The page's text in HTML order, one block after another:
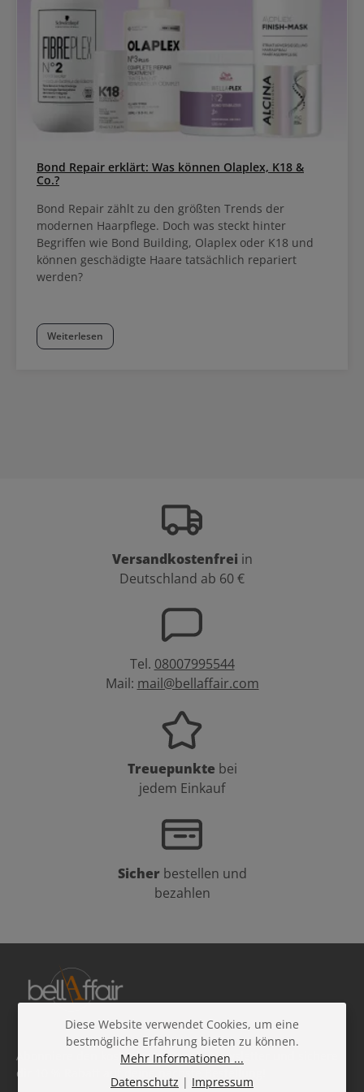
anwenden Wella Koleston Perfect Me+ Highlights auf einen Blick
Verlässliches und schonendes Farbergebnis Langanhaltende Farbe
Weniger Haarschäden Natürliches Farbergebnis Hohe Deckkraft
(bis 100%) Reduziertes Allergierisiko (wenn ME+ enthalten ist)
Pflegt das Haar und verleihen unglaublichen Glanz Farbmasse
lässt sich ganz einfach anmischen und leicht auswaschen Top
Rezeptur für eine genaue Anwendung Angenehmer Geruch
Koleston Perfect Farbkarte Finde deine Lieblingsfarbe mit der
Koleston Perfect Farbkarte zum Download als PDF Datei bei den
Produktdetails oben. In dieser finden sich neben der
Bond Repair erklärt: Was können Olaplex, K18 &
Co.?
Bond Repair zählt zu den größten Trends der
modernen Haarpflege. Doch was steckt hinter
Begriffen wie Bond Building, Olaplex oder K18 und
können geschädigte Haare tatsächlich repariert
werden?
Weiterlesen
Versandkostenfrei in
Deutschland ab 60 €
Tel. 08007995544
Mail: mail@bellaffair.com
Treuepunkte bei
jedem Einkauf
Sicher bestellen und
bezahlen
Abonniere den kostenlosen Beauty-Newsletter und sichere
dir 10 % Rabatt auf deine nächste Bestellung!
Diese Website verwendet Cookies, um eine
bestmögliche Erfahrung bieten zu können.
Mehr Informationen ...
Datenschutz | Impressum